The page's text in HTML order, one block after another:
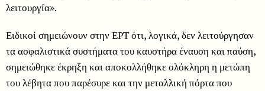
λειτουργία».
Ειδικοί σημειώνουν στην ΕΡΤ ότι, λογικά, δεν λειτούργησαν
τα ασφαλιστικά συστήματα του καυστήρα έναυση και παύση,
σημειώθηκε έκρηξη και αποκολλήθηκε ολόκληρη η μετώπη
του λέβητα που παρέσυρε και την μεταλλική πόρτα που